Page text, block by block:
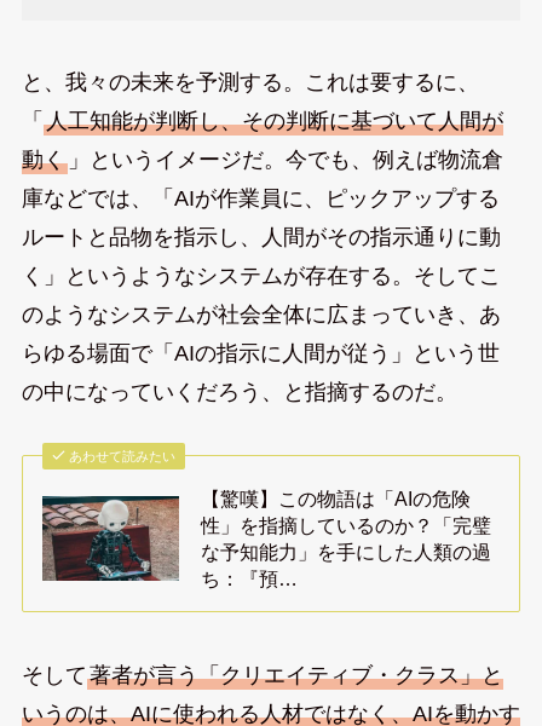
と、我々の未来を予測する。これは要するに、
「 人工知能が判断し、その判断に基づいて人間が
動く」というイメージだ。今でも、例えば物流倉
庫などでは、「AIが作業員に、ピックアップする
ルートと品物を指示し、人間がその指示通りに動
く」というようなシステムが存在する。そしてこ
のようなシステムが社会全体に広まっていき、あ
らゆる場面で「AIの指示に人間が従う」という世
の中になっていくだろう、と指摘するのだ。
あわせて読みたい
【驚嘆】この物語は「AIの危険
性」を指摘しているのか？「完璧
な予知能力」を手にした人類の過
ち：『預…
そして著者が言う「クリエイティブ・クラス」と
いうのは、AIに使われる人材ではなく、AIを動かす